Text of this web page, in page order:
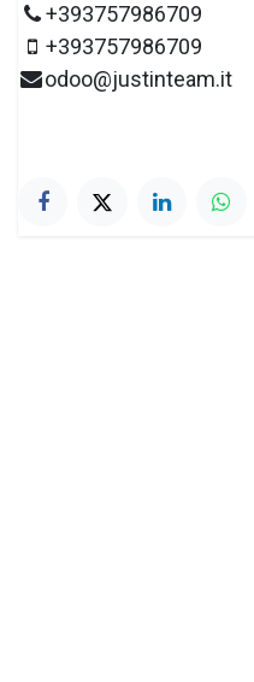
+393757986709
+393757986709
odoo@justinteam.it